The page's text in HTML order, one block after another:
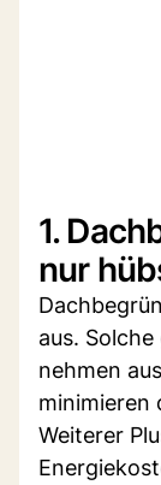
1.
nur
aus.
nehmen
minimieren
Weiterer